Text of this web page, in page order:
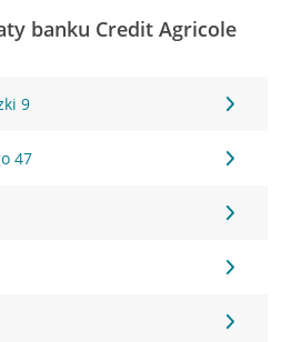
banku Credit Agricole
9
47